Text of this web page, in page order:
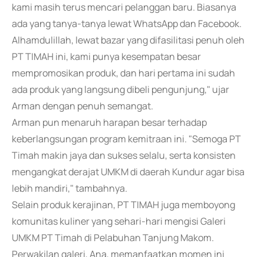
kami masih terus mencari pelanggan baru. Biasanya
ada yang tanya-tanya lewat WhatsApp dan Facebook.
Alhamdulillah, lewat bazar yang difasilitasi penuh oleh
PT TIMAH ini, kami punya kesempatan besar
mempromosikan produk, dan hari pertama ini sudah
ada produk yang langsung dibeli pengunjung," ujar
Arman dengan penuh semangat.
Arman pun menaruh harapan besar terhadap
keberlangsungan program kemitraan ini. "Semoga PT
Timah makin jaya dan sukses selalu, serta konsisten
mengangkat derajat UMKM di daerah Kundur agar bisa
lebih mandiri," tambahnya.
Selain produk kerajinan, PT TIMAH juga memboyong
komunitas kuliner yang sehari-hari mengisi Galeri
UMKM PT Timah di Pelabuhan Tanjung Makom.
Perwakilan galeri, Ana, memanfaatkan momen ini